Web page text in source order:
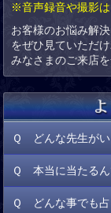
※音声録音や撮影は
お客様のお悩み解
をぜひ見ていただ
みなさまのご来店
Ｑ どんな先生がい
Ａ
弊社の厳選なオ
の方々でございま
多種多様な占術を
Ｑ 本当に当たるん
Ａ
厳選された占い
Ｑ どんな事でも占